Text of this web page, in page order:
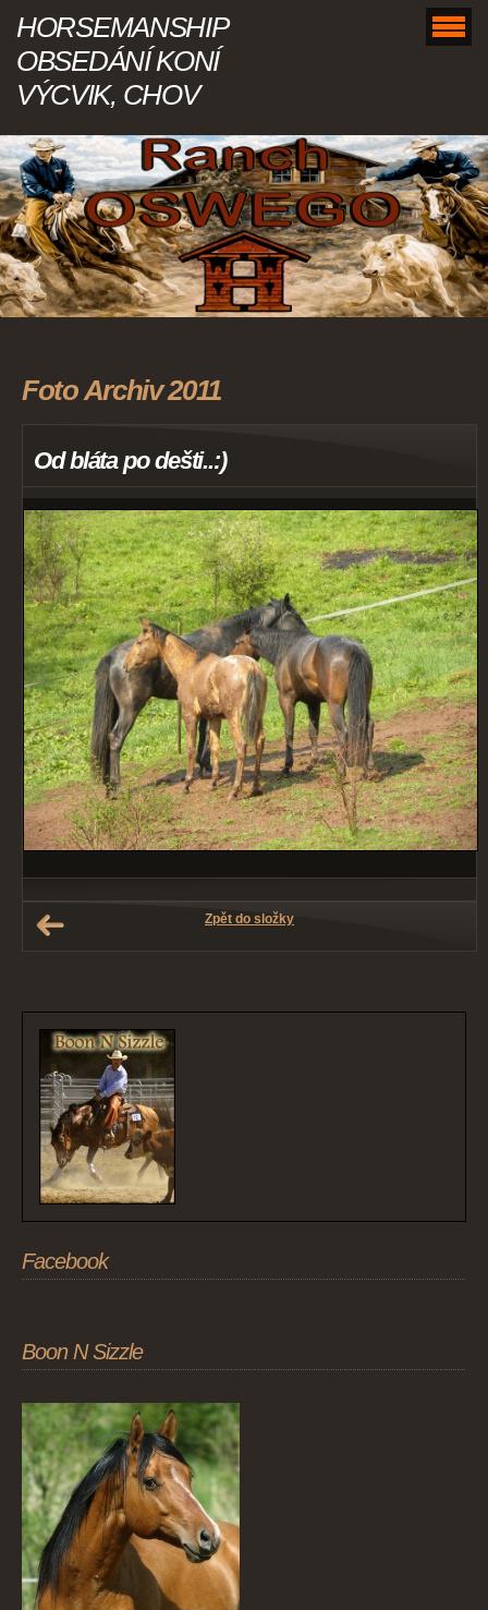
HORSEMANSHIP
OBSEDÁNÍ KONÍ
VÝCVIK, CHOV
Foto Archiv 2011
Od bláta po dešti..:)
Zpět do složky
Facebook
Boon N Sizzle